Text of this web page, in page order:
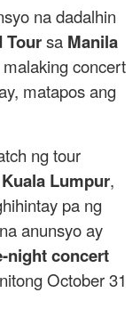
na dadalhin
Toursa Manila
concert
matapos ang
ng tour
Kuala Lumpur,
pa ng
anunsyo ay
night concert
nitong October 31